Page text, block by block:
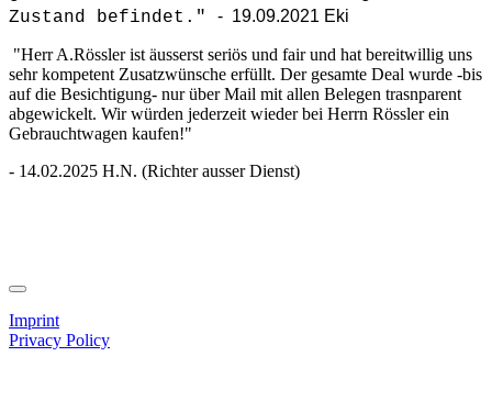
Zustand befindet." - 19.09.2021 Eki
"Herr A.Rössler ist äusserst seriös und fair und hat bereitwillig uns
sehr kompetent Zusatzwünsche erfüllt. Der gesamte Deal wurde -bis
auf die Besichtigung- nur über Mail mit allen Belegen trasnparent
abgewickelt. Wir würden jederzeit wieder bei Herrn Rössler ein
Gebrauchtwagen kaufen!"
- 14.02.2025 H.N. (Richter ausser Dienst)
Imprint
Privacy Policy